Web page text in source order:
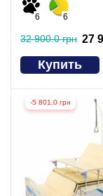
6 6
32 900.0 грн 27
Купить
-5 801.0 грн